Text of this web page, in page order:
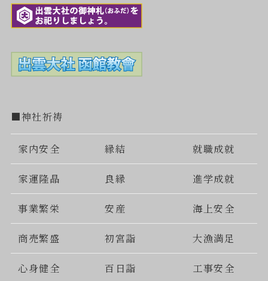
■神社祈祷
家内安全 縁結 就職成就
家運隆晶 良縁 進学成就
事業繁栄 安産 海上安全
商売繁盛 初宮詣 大漁満足
心身健全 百日詣 工事安全